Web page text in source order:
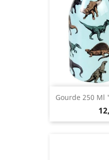
Gourde 250 Ml